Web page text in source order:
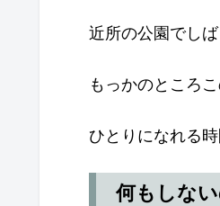
近所の公園でし
もっかのところ
ひとりになれる
何もしな